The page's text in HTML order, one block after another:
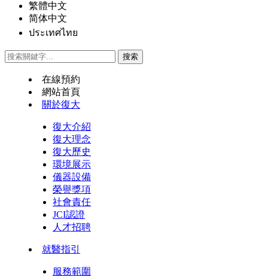
繁體中文
简体中文
ประเทศไทย
在線預約
網站首頁
關於復大
復大介紹
復大理念
復大歷史
環境展示
儀器設備
榮譽獎項
社會責任
JCI認證
人才招聘
就醫指引
服務範圍